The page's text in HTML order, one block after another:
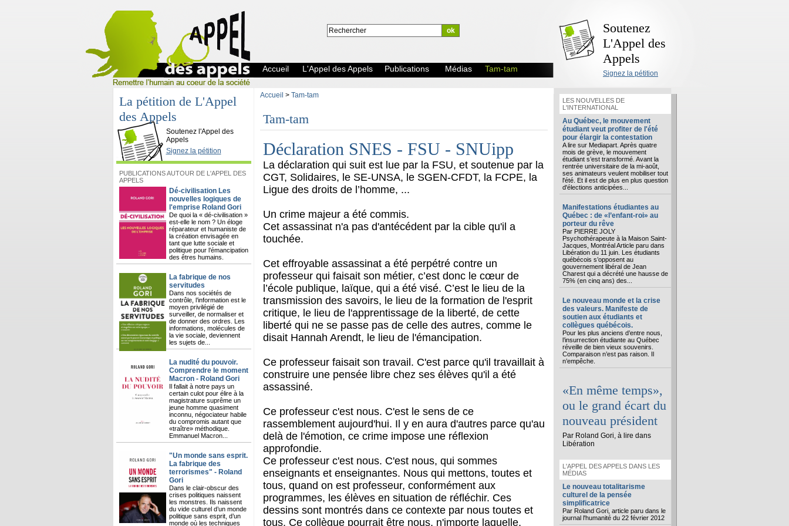
L'Appel des Appels
Accueil L'Appel des Appels Publications Médias Tam-tam
Soutenez
L'Appel des
Appels
Signez la pétition
La pétition de L'Appel
des Appels
Soutenez l'Appel des
Appels
Signez la pétition
PUBLICATIONS AUTOUR DE L'APPEL DES
APPELS
Dé-civilisation Les
nouvelles logiques de
l'emprise Roland Gori
De quoi la « dé-civilisation »
est-elle le nom ? Un éloge
réparateur et humaniste de
la création envisagée en
tant que lutte sociale et
politique pour l’émancipation
des êtres humains.
La fabrique de nos
servitudes
Dans nos sociétés de
contrôle, l’information est le
moyen privilégié de
surveiller, de normaliser et
de donner des ordres. Les
informations, molécules de
la vie sociale, deviennent
les sujets de...
La nudité du pouvoir.
Comprendre le moment
Macron - Roland Gori
Il fallait à notre pays un
certain culot pour élire à la
magistrature suprême un
jeune homme quasiment
inconnu, négociateur habile
du compromis autant que
«traître» méthodique.
Emmanuel Macron...
"Un monde sans esprit.
La fabrique des
terrorismes" - Roland
Gori
Dans le clair-obscur des
crises politiques naissent
les monstres. Ils naissent
du vide culturel d’un monde
politique sans esprit, d’un
monde où les techniques
Accueil > Tam-tam
Tam-tam
Déclaration SNES - FSU - SNUipp
La déclaration qui suit est lue par la FSU, et soutenue par la
CGT, Solidaires, le SE-UNSA, le SGEN-CFDT, la FCPE, la
Ligue des droits de l’homme, ...
Un crime majeur a été commis.
Cet assassinat n'a pas d'antécédent par la cible qu'il a
touchée.
Cet effroyable assassinat a été perpétré contre un
professeur qui faisait son métier, c’est donc le cœur de
l’école publique, laïque, qui a été visé. C’est le lieu de la
transmission des savoirs, le lieu de la formation de l'esprit
critique, le lieu de l'apprentissage de la liberté, de cette
liberté qui ne se passe pas de celle des autres, comme le
disait Hannah Arendt, le lieu de l'émancipation.
Ce professeur faisait son travail. C'est parce qu'il travaillait à
construire une pensée libre chez ses élèves qu'il a été
assassiné.
Ce professeur c'est nous. C'est le sens de ce
rassemblement aujourd'hui. Il y en aura d'autres parce qu'au
delà de l'émotion, ce crime impose une réflexion
approfondie.
Ce professeurc'est nous. C'est nous, qui sommes
enseignants et enseignantes. Nous qui mettons, toutes et
tous, quand on est professeur, conformément aux
programmes, les élèves en situation de réfléchir. Ces
dessins sont montrés dans ce contexte par nous toutes et
tous. Ce collègue pourrait être nous, n'importe laquelle,
LES NOUVELLES DE
L'INTERNATIONAL
Au Québec, le mouvement
étudiant veut profiter de l'été
pour élargir la contestation
A lire sur Mediapart. Après quatre
mois de grève, le mouvement
étudiant s’est transformé. Avant la
rentrée universitaire de la mi-août,
ses animateurs veulent mobiliser tout
l'été. Et il est de plus en plus question
d'élections anticipées...
Manifestations étudiantes au
Québec : de «l’enfant-roi» au
porteur du rêve
Par PIERRE JOLY
Psychothérapeute à la Maison Saint-
Jacques, Montréal Article paru dans
Libération du 11 juin. Les étudiants
québécois s’opposent au
gouvernement libéral de Jean
Charest qui a décrété une hausse de
75% (en cinq ans) des...
Le nouveau monde et la crise
des valeurs. Manifeste de
soutien aux étudiants et
collègues québécois.
Pour les plus anciens d’entre nous,
l’insurrection étudiante au Québec
réveille de bien vieux souvenirs.
Comparaison n’est pas raison. Il
n’empêche.
«En même temps»,
ou le grand écart du
nouveau président
Par Roland Gori, à lire dans
Libération
L'APPEL DES APPELS DANS LES
MÉDIAS
Le nouveau totalitarisme
culturel de la pensée
simplificatrice
Par Roland Gori, article paru dans le
journal l'humanité du 22 février 2012